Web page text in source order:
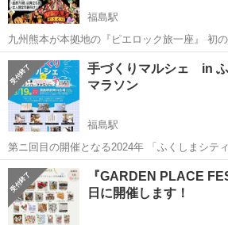
福島駅
九州熊本が本拠地の『ピエロック旅一座』 初
脚の旅一座です‼️ 日本全国の大人の皆さん、
んでいただきたいです♪ ・予約不
福島 福島市 福島駅
手づくりマルシェ in ふくしまシティハーフ
マラソン
福島駅
第ニ回目の開催となる2024年 「ふくしまシテ
中を全国から集まったランナーが駆け抜けま
ェ」は県内外からいらっしゃるランナーやお
島を楽しんでいただけるよ...
福島 福島市
『GARDEN PLACE
日に開催します！